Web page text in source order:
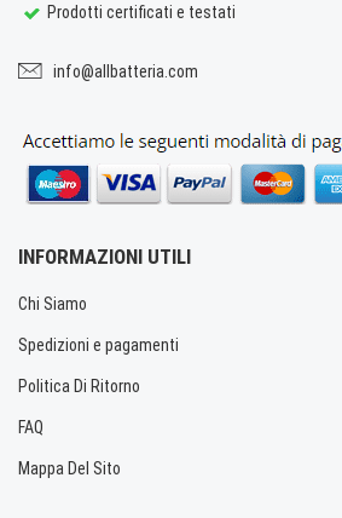
Prodotti certificati e testati
info@allbatteria.com
INFORMAZIONI UTILI
Chi Siamo
Spedizioni e pagamenti
Politica Di Ritorno
FAQ
Mappa Del Sito